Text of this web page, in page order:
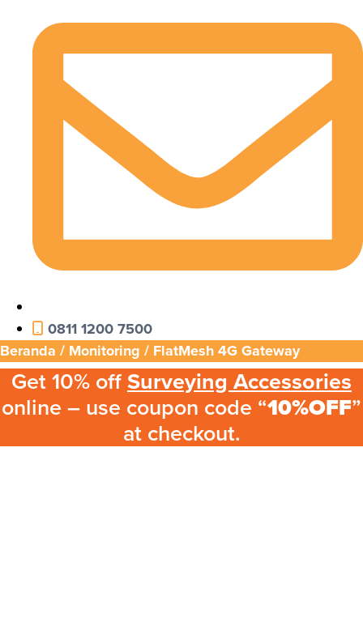
0811 1200 7500
Beranda / Monitoring / FlatMesh 4G Gateway
Get 10% offSurveying Accessories
online – use coupon code “10%OFF”
at checkout.